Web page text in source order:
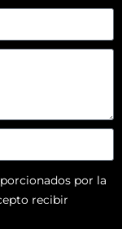
por la
recibir